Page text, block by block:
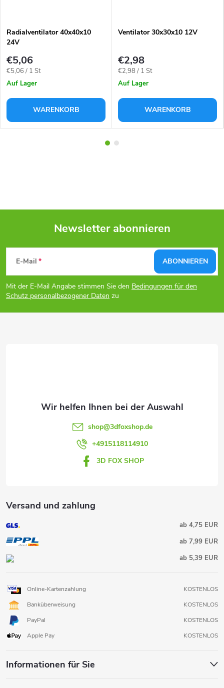
Radialventilator 40x40x10
24V
€5,06
Verkaufspreis:
€5,06 / 1 St
Auf Lager
WARENKORB
Ventilator 30x30x10 12V
€2,98
Verkaufspreis:
€2,98 / 1 St
Auf Lager
WARENKORB
F
u
ß
Newsletter abonnieren
E-Mail
Mit der E-Mail Angabe stimmen Sie den Bedingungen für den
Schutz personalbezogener Daten zu
ABONNIEREN
Versand und zahlung
ab 4,75 EUR
ab 7,99 EUR
ab 5,39 EUR
Online-Kartenzahlung
KOSTENLOS
Banküberweisung
KOSTENLOS
PayPal
KOSTENLOS
Apple Pay
KOSTENLOS
Informationen für Sie
shop@3dfoxshop.de
+4915118114910
3D FOX SHOP